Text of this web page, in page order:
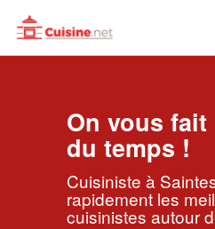
On vous fait
du temps !
Cuisiniste à
rapidement les
cuisinistes autour